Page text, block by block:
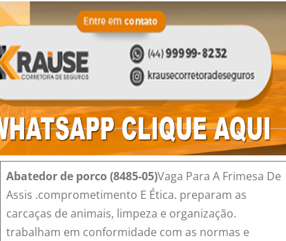
Abatedor de porco (8485-05)Vaga Para A Frimesa De
Assis .comprometimento E Ética. preparam as
carcaças de animais, limpeza e organização.
trabalham em conformidade com as normas e